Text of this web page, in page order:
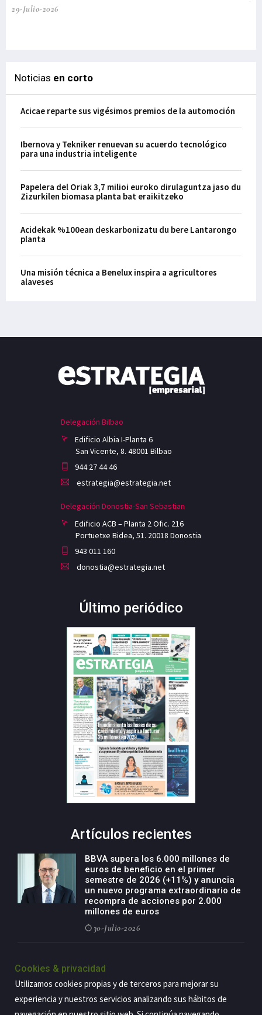
29-Julio-2026
Noticias en corto
Acicae reparte sus vigésimos premios de la automoción
Ibernova y Tekniker renuevan su acuerdo tecnológico
para una industria inteligente
Papelera del Oriak 3,7 milioi euroko dirulaguntza jaso du
Zizurkilen biomasa planta bat eraikitzeko
Acidekak %100ean deskarbonizatu du bere Lantarongo
planta
Una misión técnica a Benelux inspira a agricultores
alaveses
Delegación Bilbao
Edificio Albia I-Planta 6
San Vicente, 8. 48001 Bilbao
944 27 44 46
estrategia@estrategia.net
Delegación Donostia-San Sebastian
Edificio ACB – Planta 2 Ofic. 216
Portuetxe Bidea, 51. 20018 Donostia
943 011 160
donostia@estrategia.net
Último periódico
Artículos recientes
BBVA supera los 6.000 millones de
euros de beneficio en el primer
semestre de 2026 (+11%) y anuncia
un nuevo programa extraordinario de
recompra de acciones por 2.000
millones de euros
30-Julio-2026
negocio agro con un modelo global
países
29-Julio-2026
Cookies & privacidad
Utilizamos cookies propias y de terceros para mejorar su
experiencia y nuestros servicios analizando sus hábitos de